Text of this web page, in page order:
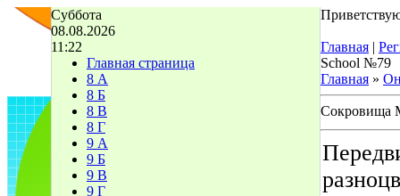
Суббота
08.08.2026
11:22
Главная страница
8 А
8 Б
8 В
8 Г
9 А
9 Б
9 В
9 Г
Главная |
School №79
Главная »
Сокровища